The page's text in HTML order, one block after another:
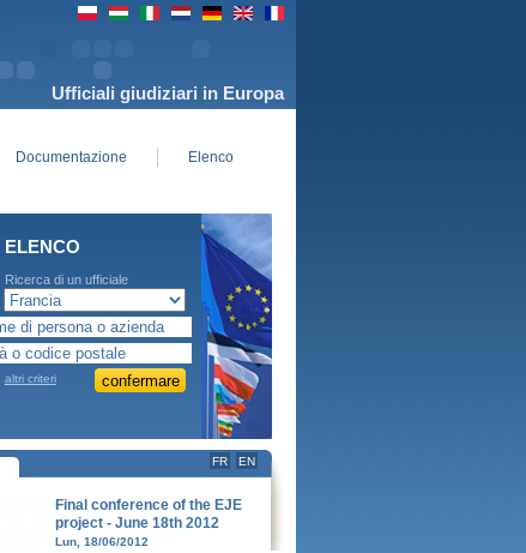
Ufficiali giudiziari in Europa
ELENCO
Ricerca di un ufficiale
giudiziario in Europa
altri criteri
FR EN
Final conference of the EJE
project - June 18th 2012
Lun, 18/06/2012
Documentazione Elenco